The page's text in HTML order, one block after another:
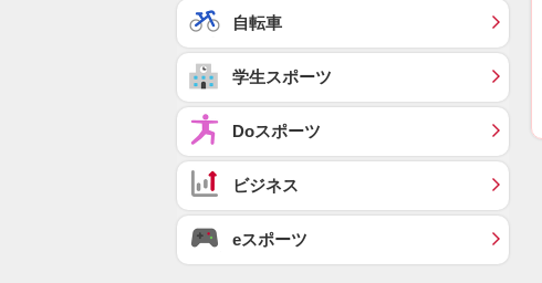
自転車
学生スポーツ
Doスポーツ
ビジネス
eスポーツ